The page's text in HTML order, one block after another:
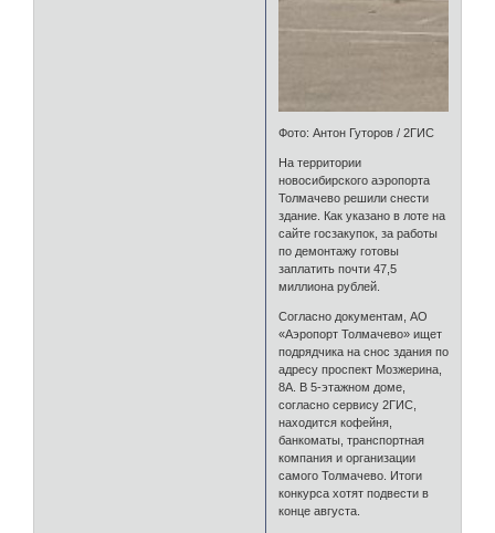
Фото: Антон Гуторов / 2ГИС
На территории
новосибирского аэропорта
Толмачево решили снести
здание. Как указано в лоте на
сайте госзакупок, за работы
по демонтажу готовы
заплатить почти 47,5
миллиона рублей.
Согласно документам, АО
«Аэропорт Толмачево» ищет
подрядчика на снос здания по
адресу проспект Мозжерина,
8А. В 5-этажном доме,
согласно сервису 2ГИС,
находится кофейня,
банкоматы, транспортная
компания и организации
самого Толмачево. Итоги
конкурса хотят подвести в
конце августа.